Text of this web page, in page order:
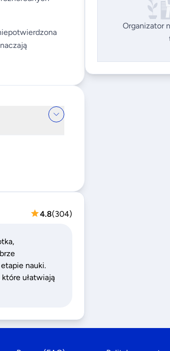
4.8(304)
nauki.
ułatwiają
Organizator